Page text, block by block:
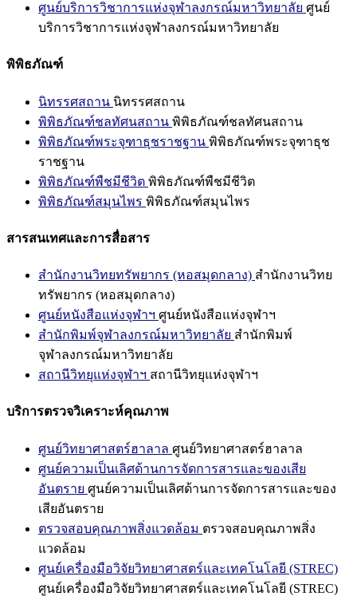
ศูนย์บริการวิชาการแห่งจุฬาลงกรณ์มหาวิทยาลัย ศูนย์
บริการวิชาการแห่งจุฬาลงกรณ์มหาวิทยาลัย
พิพิธภัณฑ์
นิทรรศสถาน นิทรรศสถาน
พิพิธภัณฑ์ชลทัศนสถาน พิพิธภัณฑ์ชลทัศนสถาน
พิพิธภัณฑ์พระจุฑาธุชราชฐาน พิพิธภัณฑ์พระจุฑาธุช
ราชฐาน
พิพิธภัณฑ์พืชมีชีวิต พิพิธภัณฑ์พืชมีชีวิต
พิพิธภัณฑ์สมุนไพร พิพิธภัณฑ์สมุนไพร
สารสนเทศและการสื่อสาร
สำนักงานวิทยทรัพยากร (หอสมุดกลาง) สำนักงานวิทย
ทรัพยากร (หอสมุดกลาง)
ศูนย์หนังสือแห่งจุฬาฯ ศูนย์หนังสือแห่งจุฬาฯ
สำนักพิมพ์จุฬาลงกรณ์มหาวิทยาลัย สำนักพิมพ์
จุฬาลงกรณ์มหาวิทยาลัย
สถานีวิทยุแห่งจุฬาฯ สถานีวิทยุแห่งจุฬาฯ
บริการตรวจวิเคราะห์คุณภาพ
ศูนย์วิทยาศาสตร์ฮาลาล ศูนย์วิทยาศาสตร์ฮาลาล
ศูนย์ความเป็นเลิศด้านการจัดการสารและของเสีย
อันตราย ศูนย์ความเป็นเลิศด้านการจัดการสารและของ
เสียอันตราย
ตรวจสอบคุณภาพสิ่งแวดล้อม ตรวจสอบคุณภาพสิ่ง
แวดล้อม
ศูนย์เครื่องมือวิจัยวิทยาศาสตร์และเทคโนโลยี (STREC)
ศูนย์เครื่องมือวิจัยวิทยาศาสตร์และเทคโนโลยี (STREC)